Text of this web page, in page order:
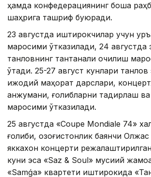
ҳамда конфедерациянинг бошқа
шаҳрига ташриф буюради.
23 августда иштирокчилар учун
маросими ўтказилади, 24 августда
танловнинг тантанали очилиш
ўтади. 25-27 август кунлари
ижодий маҳорат дарслари,
анжумани, ғолибларни тақдирлаш
маросими ўтказилади.
25 августда «Coupe Mondiale 74»
ғолиби, қозоғистонлик баянчи
яккахон концерти
куни эса «Saz & Soul» мусиқий
«Samǵa» квартети иштирокида